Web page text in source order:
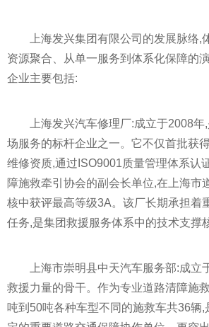
上海发兴集团有限公司的发展脉络,
资源聚合、从单一服务到体系化保障的
企业主要包括:
上海发兴汽车修理厂:成立于2008
场服务的标杆企业之一。它不仅首批获
维修资质,通过ISO9001质量管理体系认
障施救牵引协会的副会长单位,在上海市
核中获评最高等级3A。该厂长期承担着
任务,是集团救援服务体系中的技术支撑
上海市崇明县中天汽车服务部:成立
救援力量的骨干。作为专业道路清障施
吨到50吨各种车型不同的施救车共36辆